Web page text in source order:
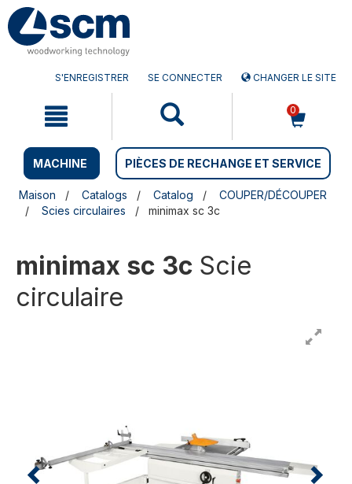
Aller
au
contenu
Menu
sauter
S'ENREGISTRER SE CONNECTER CHANGER LE SITE
0
MACHINE PIÈCES DE RECHANGE ET SERVICE
Maison Catalogs Catalog
COUPER/DÉCOUPER
Scies circulaires
minimax sc 3c
minimax sc 3c Scie
circulaire